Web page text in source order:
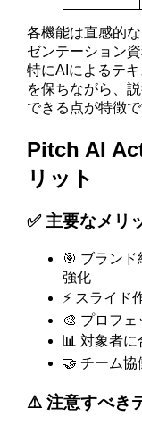
各機能は直感的
ゼンテーション
特にAIによるテ
を保ちながら、
できる点が特徴で
Pitch AI
リット
✅ 主要なメリ
🎯 ブラン
強化
⚡ スライド
🎨 プロフ
📊 対象者
🤝 チーム
⚠️ 注意すべき